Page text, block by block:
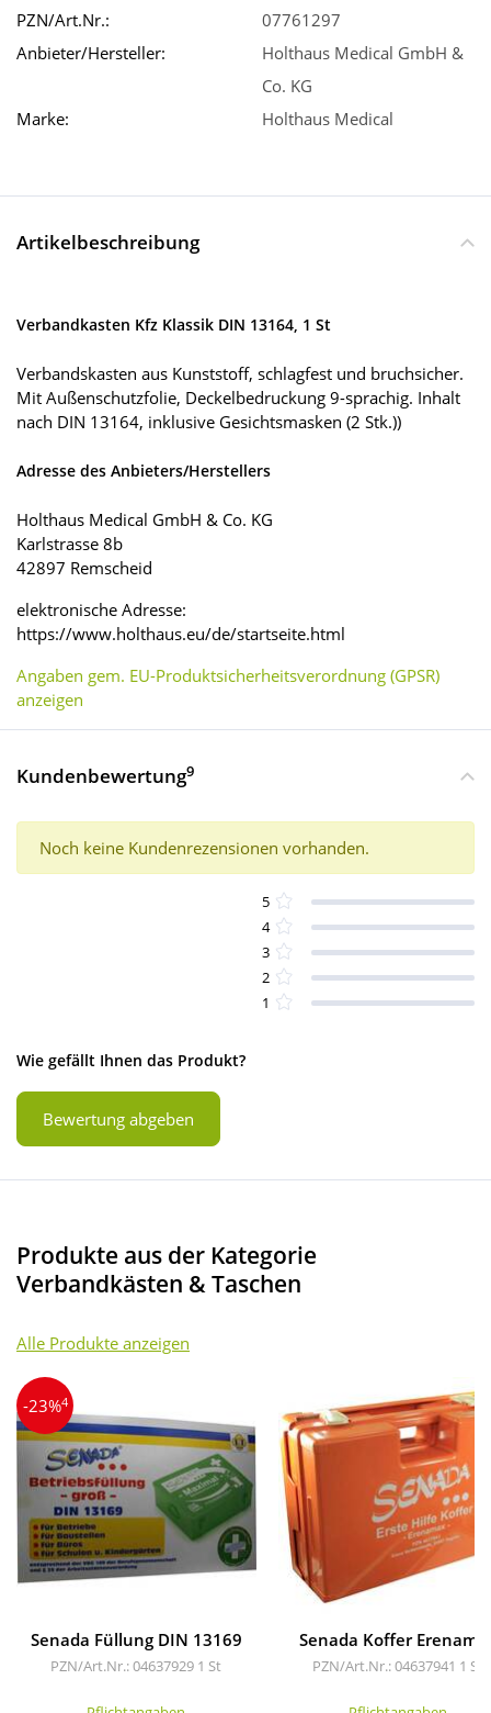
PZN/Art.Nr.:
07761297
Anbieter/Hersteller:
Holthaus Medical GmbH &
Co. KG
Marke:
Holthaus Medical
Artikelbeschreibung
Verbandkasten Kfz Klassik DIN 13164, 1 St
Verbandskasten aus Kunststoff, schlagfest und bruchsicher.
Mit Außenschutzfolie, Deckelbedruckung 9-sprachig. Inhalt
nach DIN 13164, inklusive Gesichtsmasken (2 Stk.))
Adresse des Anbieters/Herstellers
Holthaus Medical GmbH & Co. KG
Karlstrasse 8b
42897 Remscheid
elektronische Adresse:
https://www.holthaus.eu/de/startseite.html
Angaben gem. EU-Produktsicherheitsverordnung (GPSR)
anzeigen
Kundenbewertung9
Noch keine Kundenrezensionen vorhanden.
5
4
3
2
1
Wie gefällt Ihnen das Produkt?
Bewertung abgeben
Produkte aus der Kategorie
Verbandkästen & Taschen
Alle Produkte anzeigen
-23%4
Senada Füllung DIN 13169
PZN/Art.Nr.: 04637929 1 St
Senada Koffer
PZN/Art.Nr.: 04637941 1 St